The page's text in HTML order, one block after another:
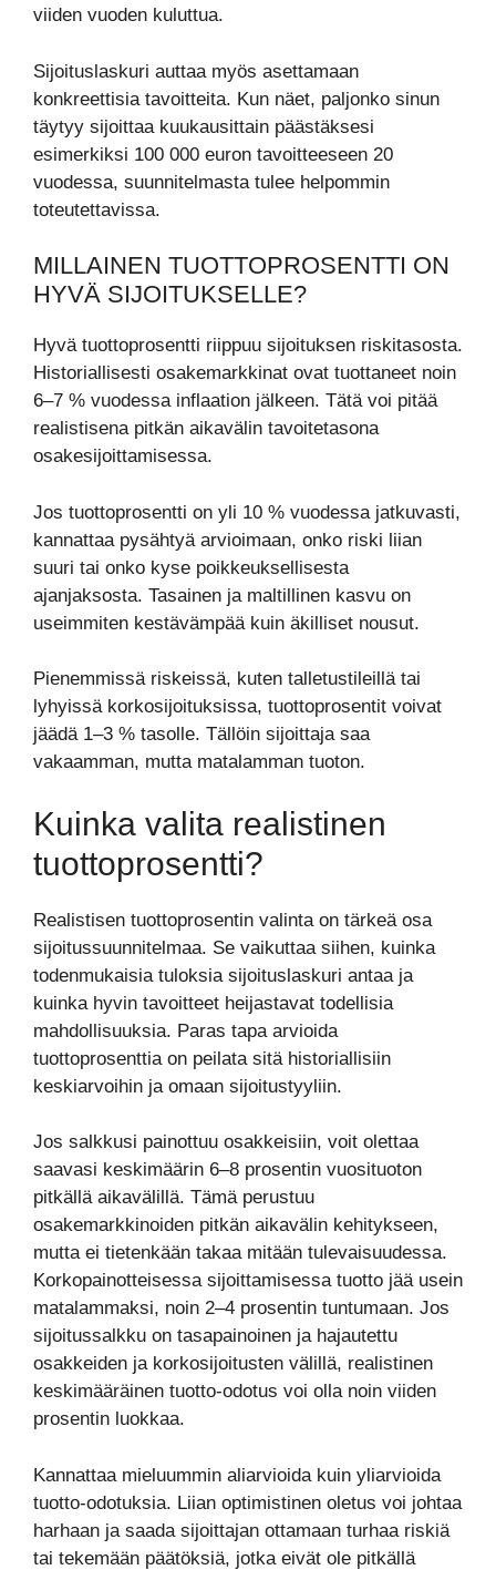
viiden vuoden kuluttua.
Sijoituslaskuri auttaa myös asettamaan
konkreettisia tavoitteita. Kun näet, paljonko sinun
täytyy sijoittaa kuukausittain päästäksesi
esimerkiksi 100 000 euron tavoitteeseen 20
vuodessa, suunnitelmasta tulee helpommin
toteutettavissa.
MILLAINEN TUOTTOPROSENTTI ON
HYVÄ SIJOITUKSELLE?
Hyvä tuottoprosentti riippuu sijoituksen riskitasosta.
Historiallisesti osakemarkkinat ovat tuottaneet noin
6–7 % vuodessa inflaation jälkeen. Tätä voi pitää
realistisena pitkän aikavälin tavoitetasona
osakesijoittamisessa.
Jos tuottoprosentti on yli 10 % vuodessa jatkuvasti,
kannattaa pysähtyä arvioimaan, onko riski liian
suuri tai onko kyse poikkeuksellisesta
ajanjaksosta. Tasainen ja maltillinen kasvu on
useimmiten kestävämpää kuin äkilliset nousut.
Pienemmissä riskeissä, kuten talletustileillä tai
lyhyissä korkosijoituksissa, tuottoprosentit voivat
jäädä 1–3 % tasolle. Tällöin sijoittaja saa
vakaamman, mutta matalamman tuoton.
Kuinka valita realistinen
tuottoprosentti?
Realistisen tuottoprosentin valinta on tärkeä osa
sijoitussuunnitelmaa. Se vaikuttaa siihen, kuinka
todenmukaisia tuloksia sijoituslaskuri antaa ja
kuinka hyvin tavoitteet heijastavat todellisia
mahdollisuuksia. Paras tapa arvioida
tuottoprosenttia on peilata sitä historiallisiin
keskiarvoihin ja omaan sijoitustyyliin.
Jos salkkusi painottuu osakkeisiin, voit olettaa
saavasi keskimäärin 6–8 prosentin vuosituoton
pitkällä aikavälillä. Tämä perustuu
osakemarkkinoiden pitkän aikavälin kehitykseen,
mutta ei tietenkään takaa mitään tulevaisuudessa.
Korkopainotteisessa sijoittamisessa tuotto jää usein
matalammaksi, noin 2–4 prosentin tuntumaan. Jos
sijoitussalkku on tasapainoinen ja hajautettu
osakkeiden ja korkosijoitusten välillä, realistinen
keskimääräinen tuotto-odotus voi olla noin viiden
prosentin luokkaa.
Kannattaa mieluummin aliarvioida kuin yliarvioida
tuotto-odotuksia. Liian optimistinen oletus voi johtaa
harhaan ja saada sijoittajan ottamaan turhaa riskiä
tai tekemään päätöksiä, jotka eivät ole pitkällä